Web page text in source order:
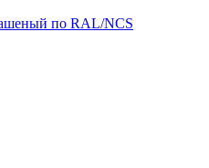
по RAL/NCS